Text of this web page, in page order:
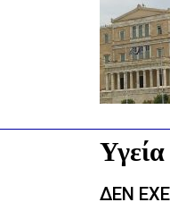
Υγεία
ΔΕΝ